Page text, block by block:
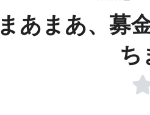
まあまあ、募
ち